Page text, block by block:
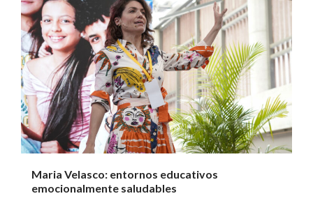
Maria Velasco: entornos educativos
emocionalmente saludables